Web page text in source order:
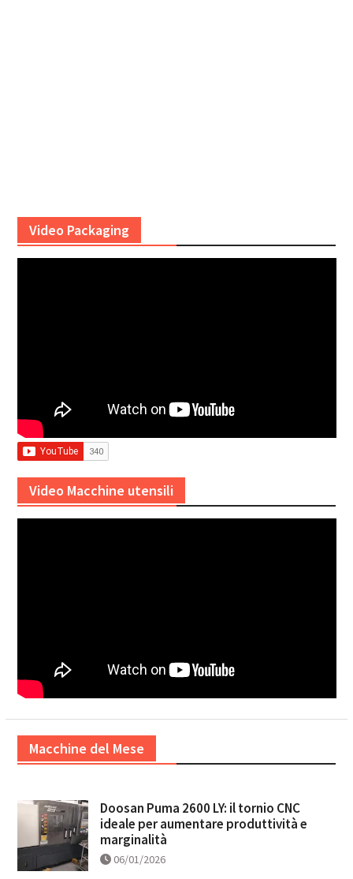
Video Packaging
Video Macchine utensili
Macchine del Mese
Doosan Puma 2600 LY: il tornio CNC
ideale per aumentare produttività e
marginalità
06/01/2026